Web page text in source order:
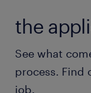
Nous
exceptionnels
the
See what
process. Find
job.